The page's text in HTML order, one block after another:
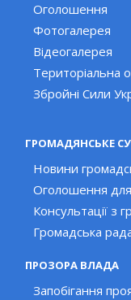
Оголошення
Фотогалерея
Відеогалерея
Територіальна
Збройні Сили
ГРОМАДЯНСЬКЕ
Новини
Оголошення для
Консультації з
Громадська
ПРОЗОРА ВЛАДА
Запобігання